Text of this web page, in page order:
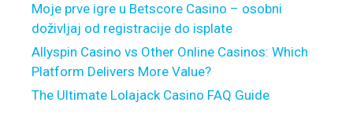
h
e
T
h
e
Moje prve igre u Betscore Casino – osobni
doživljaj od registracije do isplate
Allyspin Casino vs Other Online Casinos: Which
Platform Delivers More Value?
The Ultimate Lolajack Casino FAQ Guide